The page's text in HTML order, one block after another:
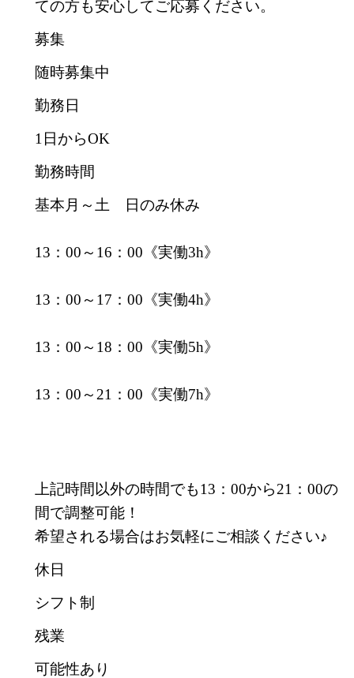
ての方も安心してご応募ください。
募集
随時募集中
勤務日
1日からOK
勤務時間
基本月～土 日のみ休み
13：00～16：00《実働3h》
13：00～17：00《実働4h》
13：00～18：00《実働5h》
13：00～21：00《実働7h》
上記時間以外の時間でも13：00から21：00の
間で調整可能！
希望される場合はお気軽にご相談ください♪
休日
シフト制
残業
可能性あり